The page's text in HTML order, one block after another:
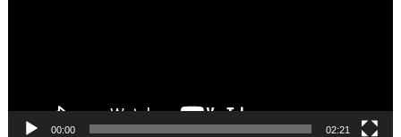
00:00 02:21